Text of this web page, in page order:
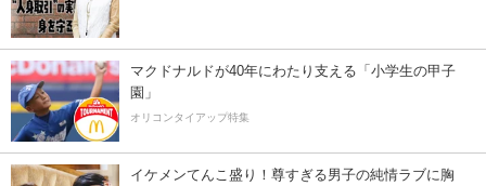
マクドナルドが40年にわたり支える「小学生の甲子
園」
オリコンタイアップ特集
イケメンてんこ盛り！尊すぎる男子の純情ラブに胸